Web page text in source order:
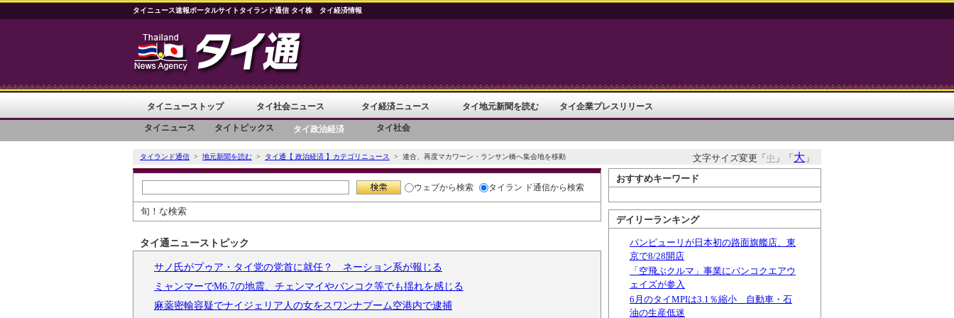
タイニュース速報ポータルサイトタイランド通信 タイ株 タイ経済情報
タイニューストップ タイ社会ニュース タイ経済ニュース タイ地元新聞を読む タイ企業プレスリリース
タイニュース タイトピックス タイ政治経済 タイ社会
タイランド通信 > 地元新聞を読む > タイ通【 政治経済 】カテゴリニュース > 連合、再度マカワーン・ランサン橋へ集会地を移動 文字サイズ変更「中 」「大 」
ウェブから検索 タイラン ド通信から検索
旬！な検索
タイ通ニューストピック
サノ氏がプゥア・タイ党の党首に就任？ ネーション系が報じる
ミャンマーでM6.7の地震、チェンマイやバンコク等でも揺れを感じる
麻薬密輸容疑でナイジェリア人の女をスワンナプーム空港内で逮捕
おすすめキーワード
デイリーランキング
パンピューリが日本初の路面旗艦店、東
京で8/28開店
「空飛ぶクルマ」事業にバンコクエアウ
ェイズが参入
6月のタイMPIは3.1％縮小 自動車・石
油の生産低迷